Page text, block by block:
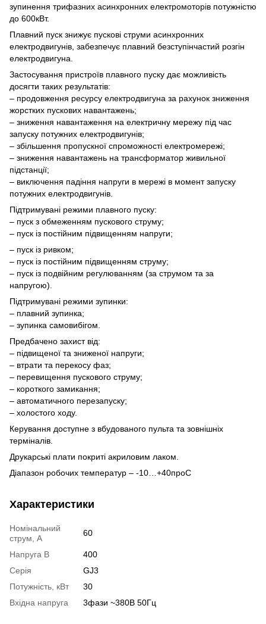
зупинення трифазних асинхронних електромоторів потужністю
до 600кВт.
Плавний пуск знижує пускові струми асинхронних
електродвигунів, забезпечує плавний безступінчастий розгін
електродвигуна.
Застосування пристроїв плавного пуску дає можливість
досягти таких результатів:
– продовження ресурсу електродвигуна за рахунок зниження
жорстких пускових навантажень;
– зниження навантаження на електричну мережу під час
запуску потужних електродвигунів;
– збільшення пропускної спроможності електромережі;
– зниження навантажень на трансформатор живильної
підстанції;
– виключення падіння напруги в мережі в момент запуску
потужних електродвигунів.
Підтримувані режими плавного пуску:
– пуск з обмеженням пускового струму;
– пуск із постійним підвищенням напруги;
– пуск із ривком;
– пуск із постійним підвищенням струму;
– пуск із подвійним регулюванням (за струмом та за
напругою).
Підтримувані режими зупинки:
– плавний зупинка;
– зупинка самовибігом.
Предбачено захист від:
– підвищеної та зниженої напруги;
– втрати та перекосу фаз;
– перевищення пускового струму;
– короткого замикання;
– автоматичного перезапуску;
– холостого ходу.
Керування доступне з вбудованого пульта та зовнішніх
терміналів.
Друкарські плати покриті акриловим лаком.
Діапазон робочих температур – -10…+40проС
Характеристики
Номінальний
струм, А
60
Напруга В
400
Серія
GJ3
Потужність, кВт
30
Вхідна напруга
3фази ~380В 50Гц